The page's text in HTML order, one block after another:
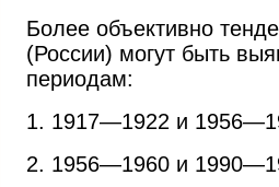
Более объективно
(России) могут быть
периодам:
1. 1917—1922 и
2. 1956—1960 и